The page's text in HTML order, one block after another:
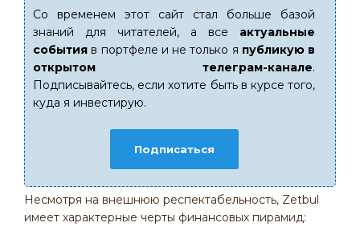
Со временем этот сайт стал больше базой
знаний для читателей, а все актуальные
события в портфеле и не только я публикую в
открытом телеграм-канале.
Подписывайтесь, если хотите быть в курсе того,
куда я инвестирую.
Подписаться
Несмотря на внешнюю респектабельность, Zetbul
имеет характерные черты финансовых пирамид: